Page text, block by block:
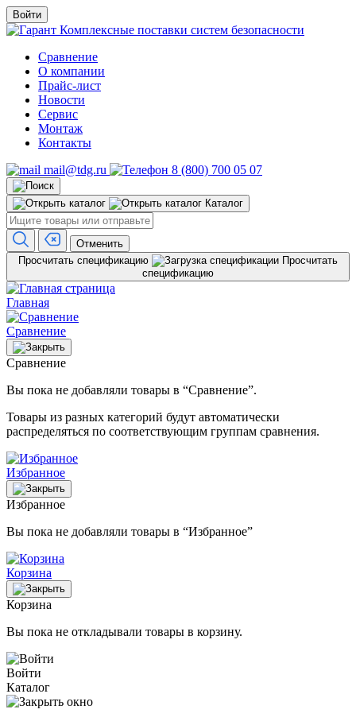
Войти
Комплексные поставки систем безопасности
Сравнение
О компании
Прайс-лист
Новости
Сервис
Монтаж
Контакты
mail@tdg.ru
8 (800) 700 05 07
Каталог
Отменить
Просчитать спецификацию
Просчитать
спецификацию
Главная
Сравнение
Сравнение
Вы пока не добавляли товары в “Сравнение”.
Товары из разных категорий будут автоматически
распределяться по соответствующим группам сравнения.
Избранное
Избранное
Вы пока не добавляли товары в “Избранное”
Корзина
Корзина
Вы пока не откладывали товары в корзину.
Войти
Каталог